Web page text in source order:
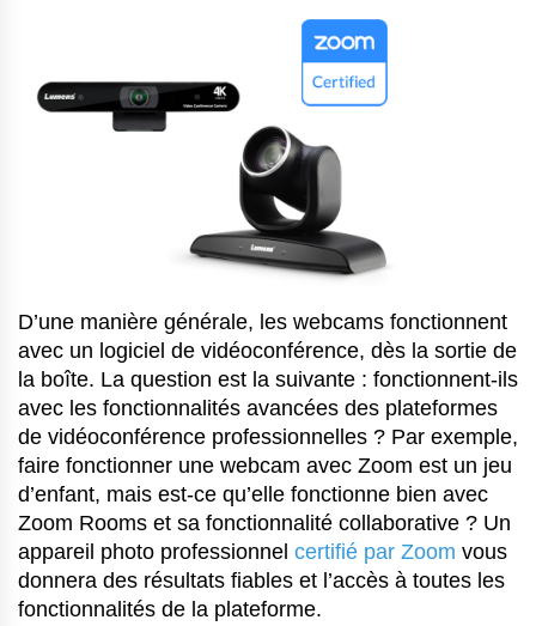
D’une manière générale, les webcams fonctionnent
avec un logiciel de vidéoconférence, dès la sortie de
la boîte. La question est la suivante : fonctionnent-ils
avec les fonctionnalités avancées des plateformes
de vidéoconférence professionnelles ? Par exemple,
faire fonctionner une webcam avec Zoom est un jeu
d’enfant, mais est-ce qu’elle fonctionne bien avec
Zoom Rooms et sa fonctionnalité collaborative ? Un
appareil photo professionnel certifié par Zoom vous
donnera des résultats fiables et l’accès à toutes les
fonctionnalités de la plateforme.